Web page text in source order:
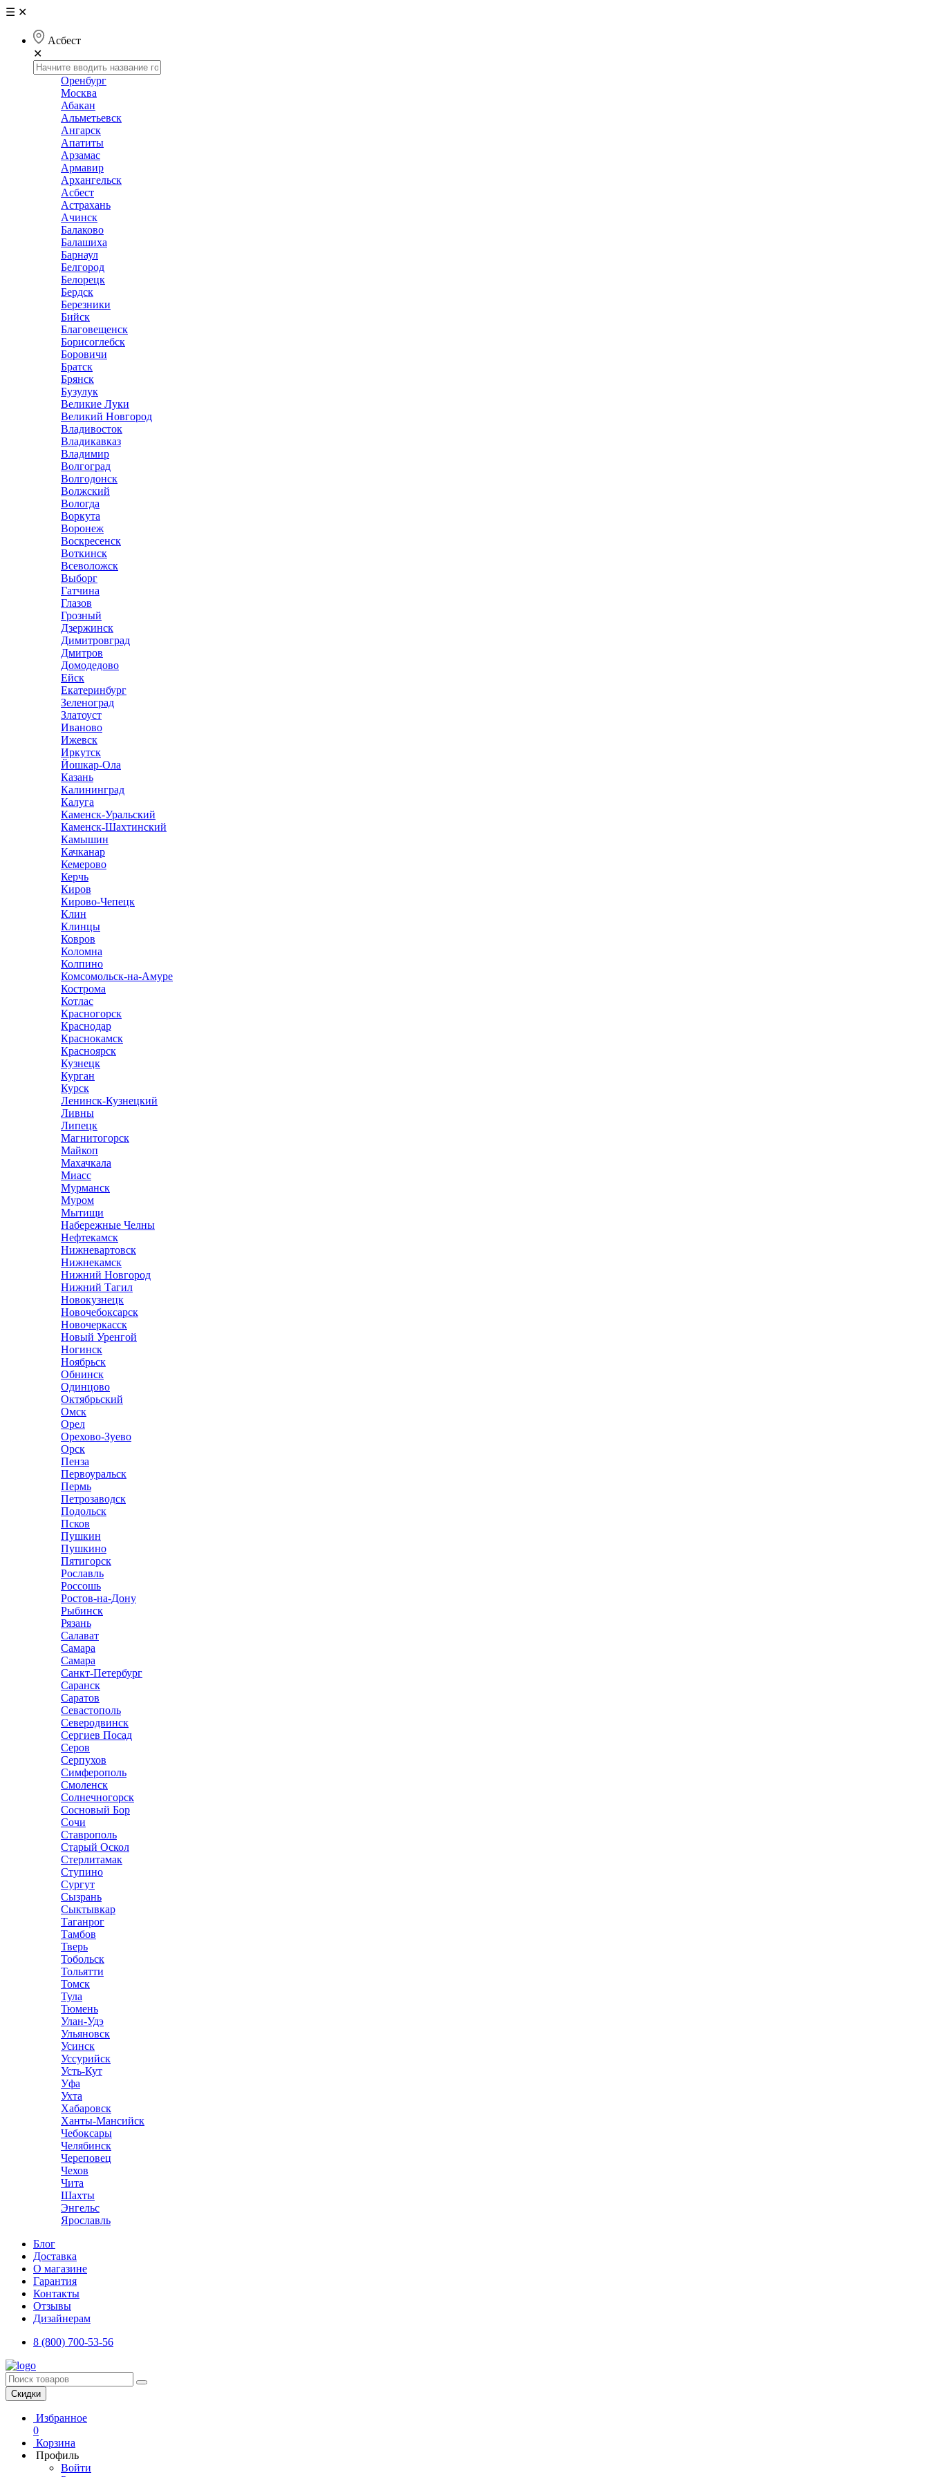
☰ ✕
Асбест
✕
Оренбург
Москва
Абакан
Альметьевск
Ангарск
Апатиты
Арзамас
Армавир
Архангельск
Асбест
Астрахань
Ачинск
Балаково
Балашиха
Барнаул
Белгород
Белорецк
Бердск
Березники
Бийск
Благовещенск
Борисоглебск
Боровичи
Братск
Брянск
Бузулук
Великие Луки
Великий Новгород
Владивосток
Владикавказ
Владимир
Волгоград
Волгодонск
Волжский
Вологда
Воркута
Воронеж
Воскресенск
Воткинск
Всеволожск
Выборг
Гатчина
Глазов
Грозный
Дзержинск
Димитровград
Дмитров
Домодедово
Ейск
Екатеринбург
Зеленоград
Златоуст
Иваново
Ижевск
Иркутск
Йошкар-Ола
Казань
Калининград
Калуга
Каменск-Уральский
Каменск-Шахтинский
Камышин
Качканар
Кемерово
Керчь
Киров
Кирово-Чепецк
Клин
Клинцы
Ковров
Коломна
Колпино
Комсомольск-на-Амуре
Кострома
Котлас
Красногорск
Краснодар
Краснокамск
Красноярск
Кузнецк
Курган
Курск
Ленинск-Кузнецкий
Ливны
Липецк
Магнитогорск
Майкоп
Махачкала
Миасс
Мурманск
Муром
Мытищи
Набережные Челны
Нефтекамск
Нижневартовск
Нижнекамск
Нижний Новгород
Нижний Тагил
Новокузнецк
Новочебоксарск
Новочеркасск
Новый Уренгой
Ногинск
Ноябрьск
Обнинск
Одинцово
Октябрьский
Омск
Орел
Орехово-Зуево
Орск
Пенза
Первоуральск
Пермь
Петрозаводск
Подольск
Псков
Пушкин
Пушкино
Пятигорск
Рославль
Россошь
Ростов-на-Дону
Рыбинск
Рязань
Салават
Самара
Самара
Санкт-Петербург
Саранск
Саратов
Севастополь
Северодвинск
Сергиев Посад
Серов
Серпухов
Симферополь
Смоленск
Солнечногорск
Сосновый Бор
Сочи
Ставрополь
Старый Оскол
Стерлитамак
Ступино
Сургут
Сызрань
Сыктывкар
Таганрог
Тамбов
Тверь
Тобольск
Тольятти
Томск
Тула
Тюмень
Улан-Удэ
Ульяновск
Усинск
Уссурийск
Усть-Кут
Уфа
Ухта
Хабаровск
Ханты-Мансийск
Чебоксары
Челябинск
Череповец
Чехов
Чита
Шахты
Энгельс
Ярославль
Блог
Доставка
О магазине
Гарантия
Контакты
Отзывы
Дизайнерам
8 (800) 700-53-56
Скидки
Избранное
0
Корзина
Профиль
Войти